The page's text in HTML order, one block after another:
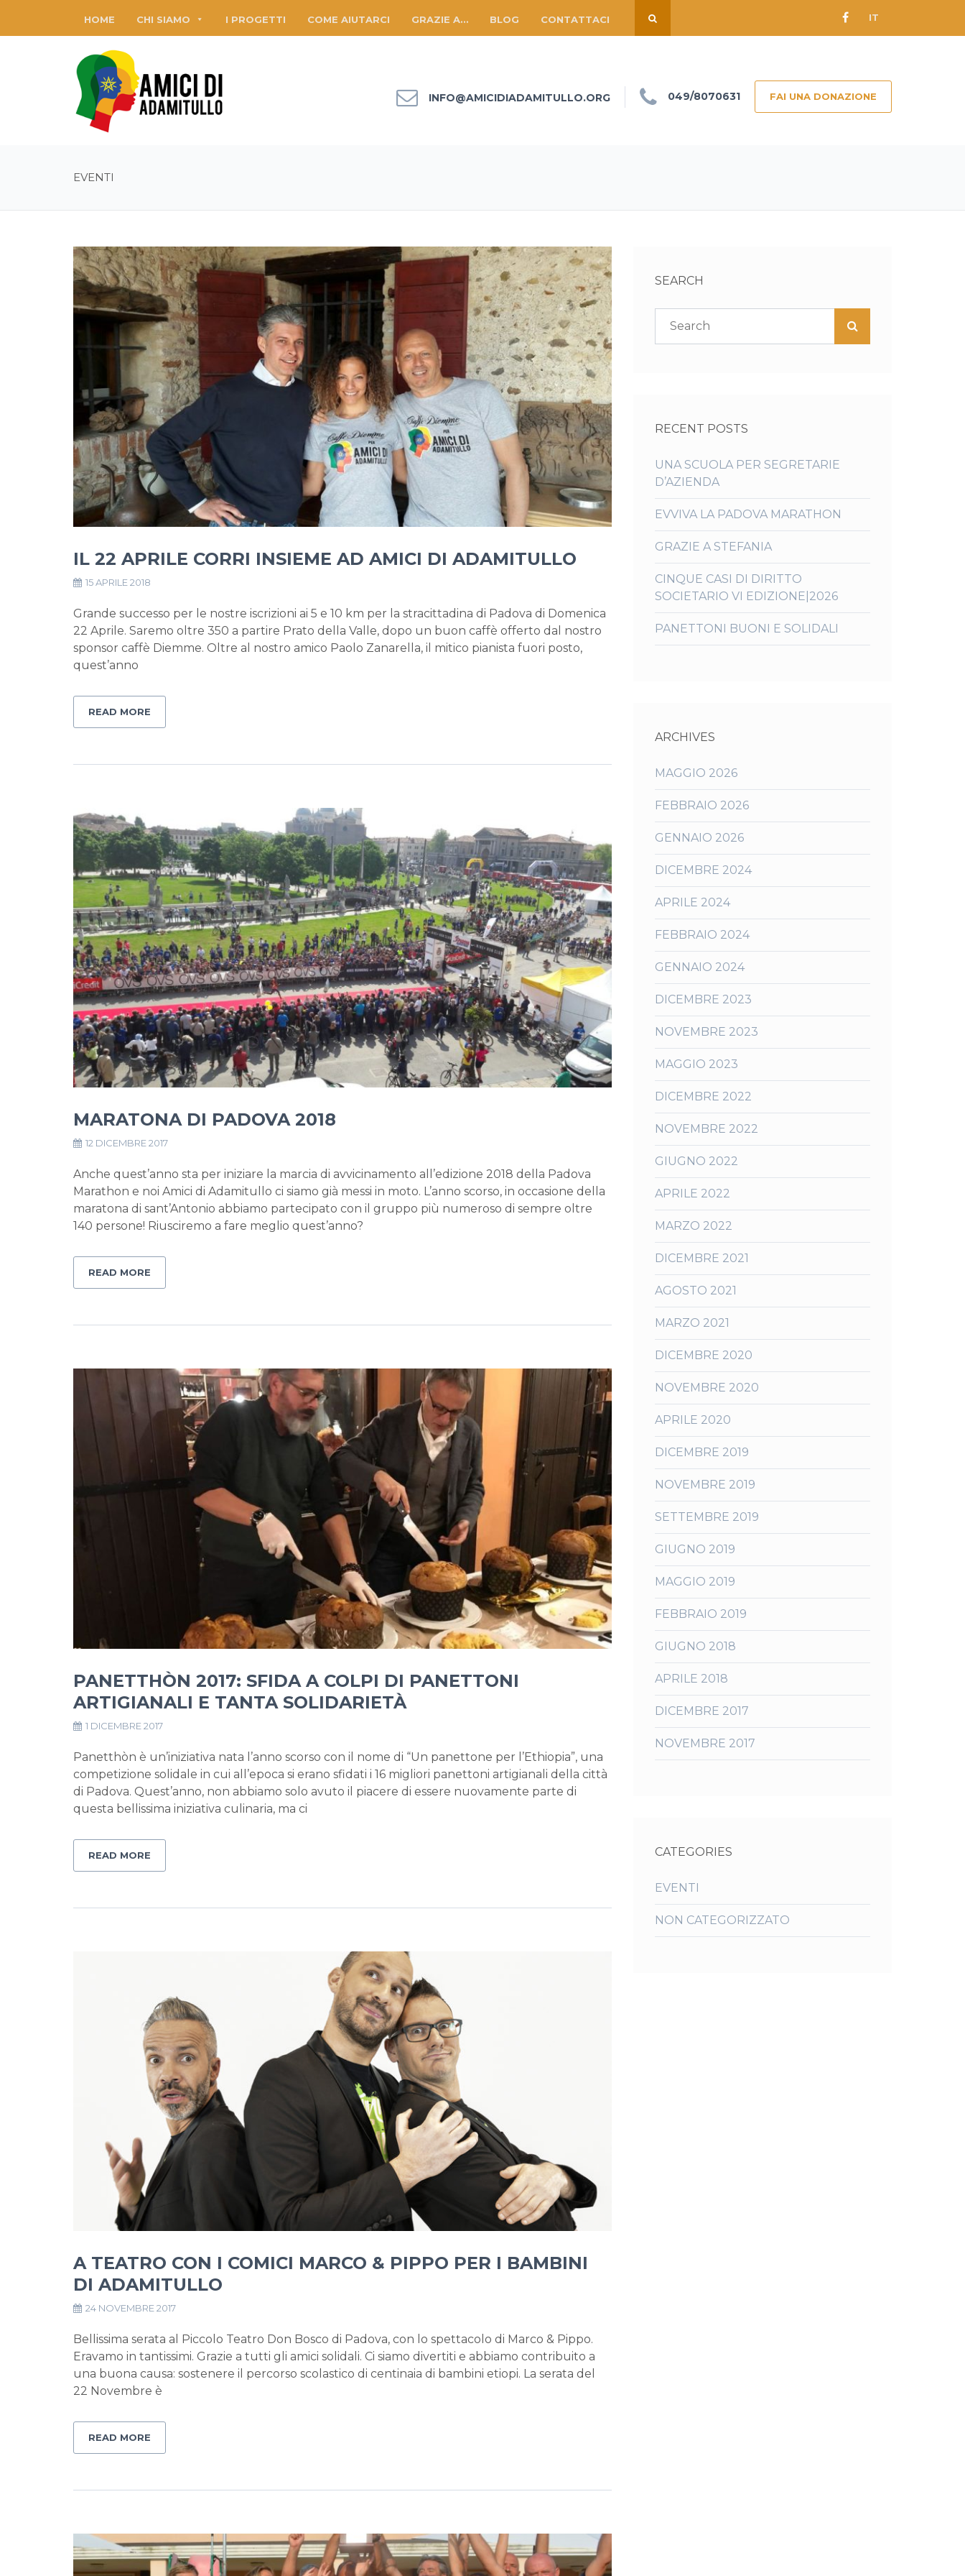
HOME CHI SIAMO I PROGETTI COME AIUTARCI GRAZIE A… BLOG CONTATTACI IT
INFO@AMICIDIADAMITULLO.ORG 049/8070631 FAI UNA DONAZIONE
EVENTI
IL 22 APRILE CORRI INSIEME AD AMICI DI ADAMITULLO
15 APRILE 2018
Grande successo per le nostre iscrizioni ai 5 e 10 km per la stracittadina di Padova di Domenica
22 Aprile. Saremo oltre 350 a partire Prato della Valle, dopo un buon caffè offerto dal nostro
sponsor caffè Diemme. Oltre al nostro amico Paolo Zanarella, il mitico pianista fuori posto,
quest’anno
READ MORE
MARATONA DI PADOVA 2018
12 DICEMBRE 2017
Anche quest’anno sta per iniziare la marcia di avvicinamento all’edizione 2018 della Padova
Marathon e noi Amici di Adamitullo ci siamo già messi in moto. L’anno scorso, in occasione della
maratona di sant’Antonio abbiamo partecipato con il gruppo più numeroso di sempre oltre
140 persone! Riusciremo a fare meglio quest’anno?
READ MORE
PANETTHÒN 2017: SFIDA A COLPI DI PANETTONI
ARTIGIANALI E TANTA SOLIDARIETÀ
1 DICEMBRE 2017
Panetthòn è un’iniziativa nata l’anno scorso con il nome di “Un panettone per l’Ethiopia”, una
competizione solidale in cui all’epoca si erano sfidati i 16 migliori panettoni artigianali della città
di Padova. Quest’anno, non abbiamo solo avuto il piacere di essere nuovamente parte di
questa bellissima iniziativa culinaria, ma ci
READ MORE
A TEATRO CON I COMICI MARCO & PIPPO PER I BAMBINI
DI ADAMITULLO
24 NOVEMBRE 2017
Bellissima serata al Piccolo Teatro Don Bosco di Padova, con lo spettacolo di Marco & Pippo.
Eravamo in tantissimi. Grazie a tutti gli amici solidali. Ci siamo divertiti e abbiamo contribuito a
una buona causa: sostenere il percorso scolastico di centinaia di bambini etiopi. La serata del
22 Novembre è
READ MORE
SEARCH
RECENT POSTS
UNA SCUOLA PER SEGRETARIE
D’AZIENDA
EVVIVA LA PADOVA MARATHON
GRAZIE A STEFANIA
CINQUE CASI DI DIRITTO
SOCIETARIO VI EDIZIONE|2026
PANETTONI BUONI E SOLIDALI
ARCHIVES
MAGGIO 2026
FEBBRAIO 2026
GENNAIO 2026
DICEMBRE 2024
APRILE 2024
FEBBRAIO 2024
GENNAIO 2024
DICEMBRE 2023
NOVEMBRE 2023
MAGGIO 2023
DICEMBRE 2022
NOVEMBRE 2022
GIUGNO 2022
APRILE 2022
MARZO 2022
DICEMBRE 2021
AGOSTO 2021
MARZO 2021
DICEMBRE 2020
NOVEMBRE 2020
APRILE 2020
DICEMBRE 2019
NOVEMBRE 2019
SETTEMBRE 2019
GIUGNO 2019
MAGGIO 2019
FEBBRAIO 2019
GIUGNO 2018
APRILE 2018
DICEMBRE 2017
NOVEMBRE 2017
CATEGORIES
EVENTI
NON CATEGORIZZATO